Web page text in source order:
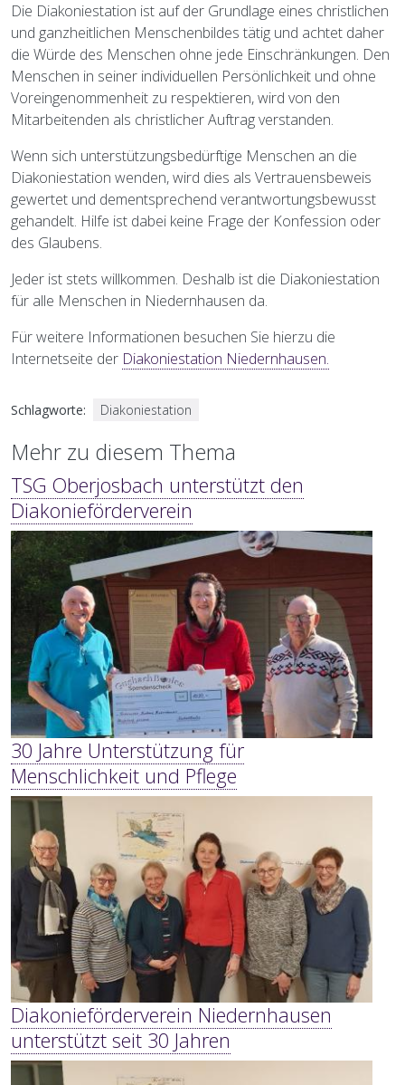
Die Diakoniestation ist auf der Grundlage eines christlichen
und ganzheitlichen Menschenbildes tätig und achtet daher
die Würde des Menschen ohne jede Einschränkungen. Den
Menschen in seiner individuellen Persönlichkeit und ohne
Voreingenommenheit zu respektieren, wird von den
Mitarbeitenden als christlicher Auftrag verstanden.
Wenn sich unterstützungsbedürftige Menschen an die
Diakoniestation wenden, wird dies als Vertrauensbeweis
gewertet und dementsprechend verantwortungsbewusst
gehandelt. Hilfe ist dabei keine Frage der Konfession oder
des Glaubens.
Jeder ist stets willkommen. Deshalb ist die Diakoniestation
für alle Menschen in Niedernhausen da.
Für weitere Informationen besuchen Sie hierzu die
Internetseite der Diakoniestation Niedernhausen.
Schlagworte Diakoniestation
Mehr zu diesem Thema
TSG Oberjosbach unterstützt den
Diakonieförderverein
30 Jahre Unterstützung für
Menschlichkeit und Pflege
Diakonieförderverein Niedernhausen
unterstützt seit 30 Jahren